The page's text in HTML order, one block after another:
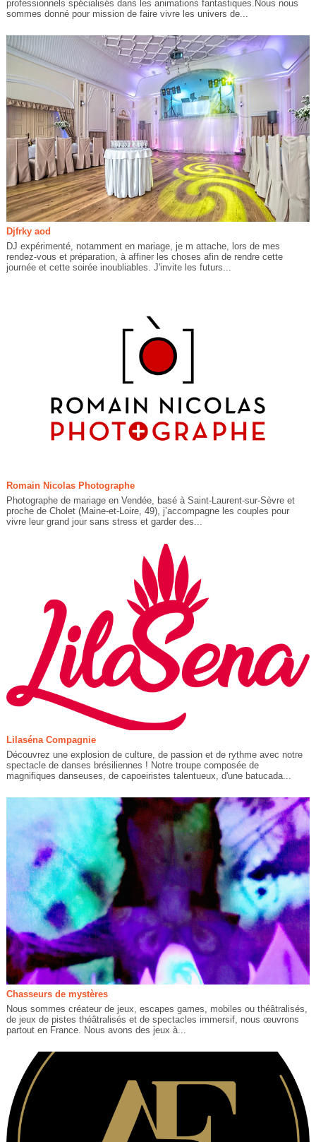
professionnels spécialisés dans les animations fantastiques.Nous nous
sommes donné pour mission de faire vivre les univers de...
Djfrky aod
DJ expérimenté, notamment en mariage, je m attache, lors de mes
rendez-vous et préparation, à affiner les choses afin de rendre cette
journée et cette soirée inoubliables. J'invite les futurs...
Romain Nicolas Photographe
Photographe de mariage en Vendée, basé à Saint-Laurent-sur-Sèvre et
proche de Cholet (Maine-et-Loire, 49), j’accompagne les couples pour
vivre leur grand jour sans stress et garder des...
Lilaséna Compagnie
Découvrez une explosion de culture, de passion et de rythme avec notre
spectacle de danses brésiliennes ! Notre troupe composée de
magnifiques danseuses, de capoeiristes talentueux, d'une batucada...
Chasseurs de mystères
Nous sommes créateur de jeux, escapes games, mobiles ou théâtralisés,
de jeux de pistes théâtralisés et de spectacles immersif, nous œuvrons
partout en France. Nous avons des jeux à...